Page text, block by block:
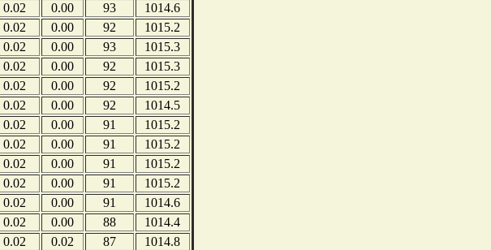
0.02 0.00 93
1014.6
0.02 0.00 92
1015.2
0.02 0.00 93
1015.3
0.02 0.00 92
1015.3
0.02 0.00 92
1015.2
0.02 0.00 92
1014.5
0.02 0.00 91
1015.2
0.02 0.00 91
1015.2
0.02 0.00 91
1015.2
0.02 0.00 91
1015.2
0.02 0.00 91
1014.6
0.02 0.00 88
1014.4
0.02 0.02 87
1014.8